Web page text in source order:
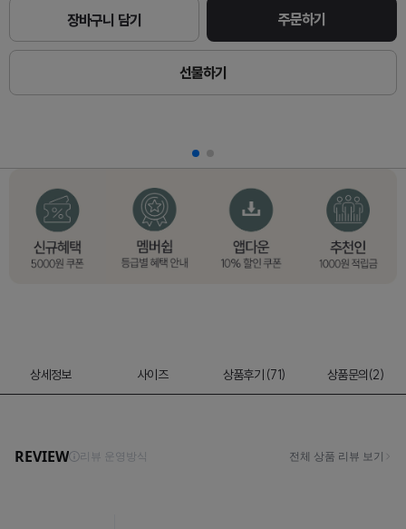
장바구니 담기 주문하기
선물하기
상세정보 사이즈 상품후기 (71) 상품문의(2)